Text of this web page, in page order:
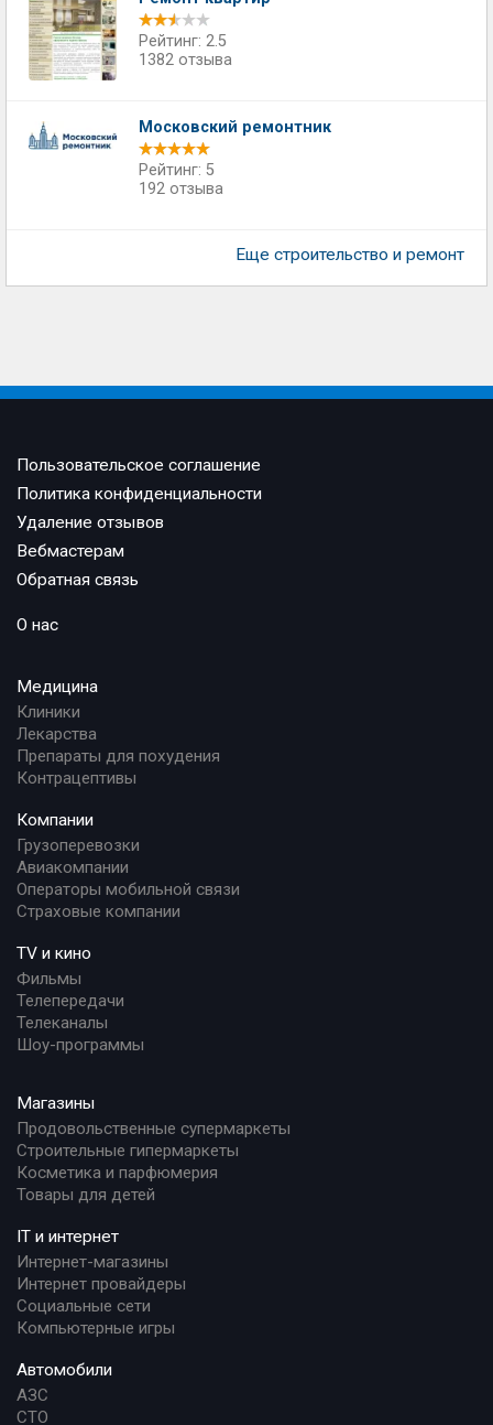
Рейтинг: 2.5
1382 отзыва
Московский ремонтник
Рейтинг: 5
192 отзыва
Еще строительство и ремонт
Пользовательское соглашение
Политика конфиденциальности
Удаление отзывов
Вебмастерам
Обратная связь
О нас
Медицина
Клиники
Лекарства
Препараты для похудения
Контрацептивы
Компании
Грузоперевозки
Авиакомпании
Операторы мобильной связи
Страховые компании
TV и кино
Фильмы
Телепередачи
Телеканалы
Шоу-программы
Магазины
Продовольственные супермаркеты
Строительные гипермаркеты
Косметика и парфюмерия
Товары для детей
IT и интернет
Интернет-магазины
Интернет провайдеры
Социальные сети
Компьютерные игры
Автомобили
АЗС
СТО